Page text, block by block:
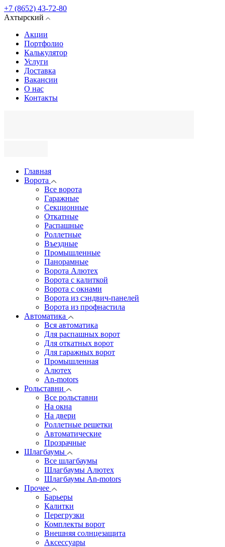
+7 (8652) 43-72-80
Ахтырский
Акции
Портфолио
Калькулятор
Услуги
Доставка
Вакансии
О нас
Контакты
Главная
Ворота
Все ворота
Гаражные
Секционные
Откатные
Распашные
Роллетные
Въездные
Промышленные
Панорамные
Ворота Алютех
Ворота с калиткой
Ворота c окнами
Ворота из сэндвич-панелей
Ворота из профнастила
Автоматика
Вся автоматика
Для распашных ворот
Для откатных ворот
Для гаражных ворот
Промышленная
Алютех
An-motors
Рольставни
Все рольставни
На окна
На двери
Роллетные решетки
Автоматические
Прозрачные
Шлагбаумы
Все шлагбаумы
Шлагбаумы Алютех
Шлагбаумы An-motors
Прочее
Барьеры
Калитки
Перегрузки
Комплекты ворот
Внешняя солнцезащита
Аксессуары